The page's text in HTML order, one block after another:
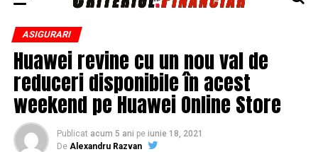
ASIGURARI
Huawei revine cu un nou val de
reduceri disponibile în acest
weekend pe Huawei Online Store
Publicat acum 5 ani pe iunie 18, 2021
De Alexandru Razvan